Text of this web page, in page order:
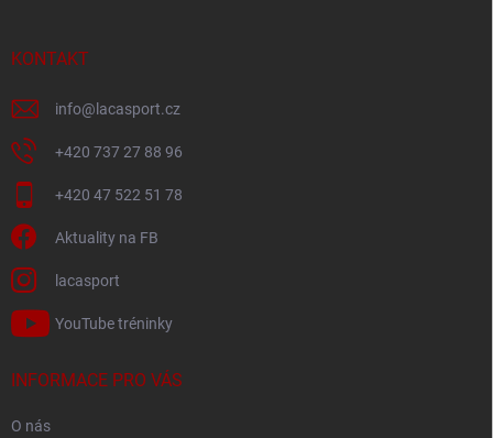
KONTAKT
info@ lacasport.cz
+420 737 27 88 96
+420 47 522 51 78
Aktuality na FB
lacasport
YouTube tréninky
INFORMACE PRO VÁS
O nás